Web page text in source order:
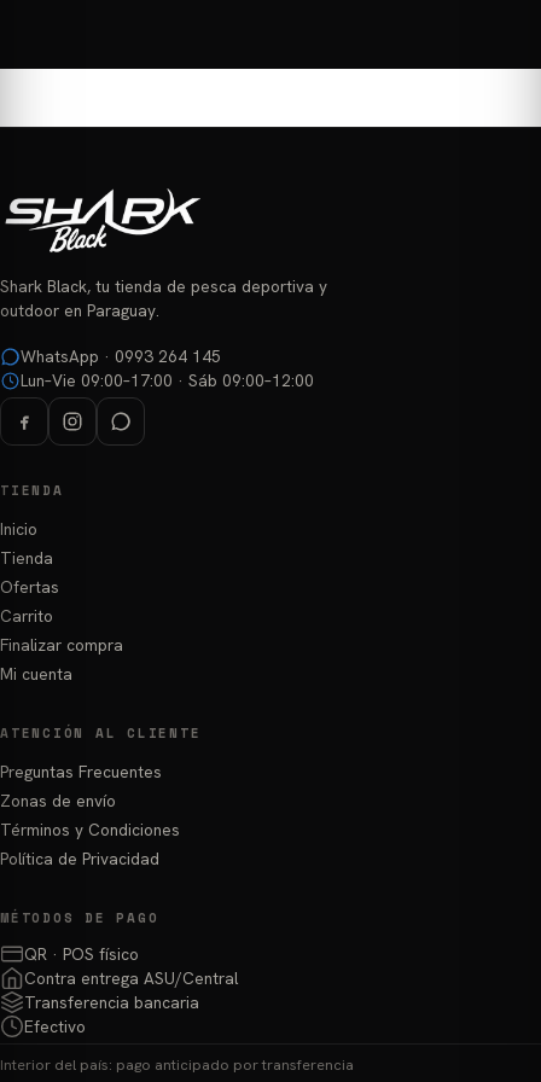
tiene
variantes.
se
pueden
en
página
de
producto
tiene
variantes.
en
de
Shark Black, tu tienda de pesca deportiva y
outdoor en Paraguay.
WhatsApp · 0993 264 145
Lun–Vie 09:00–17:00 · Sáb 09:00–12:00
TIENDA
Inicio
Tienda
Ofertas
Carrito
Finalizar compra
Mi cuenta
ATENCIÓN AL CLIENTE
Preguntas Frecuentes
Zonas de envío
Términos y Condiciones
Política de Privacidad
MÉTODOS DE PAGO
QR · POS físico
Contra entrega ASU/Central
Transferencia bancaria
Efectivo
Interior del país: pago anticipado por transferencia